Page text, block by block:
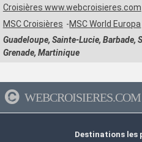
Croisières www.webcroisieres.com
MSC Croisières
MSC World Europa
Guadeloupe, Sainte-Lucie,
Grenade, Martinique
WEBCROISIERES.COM
Destinations les